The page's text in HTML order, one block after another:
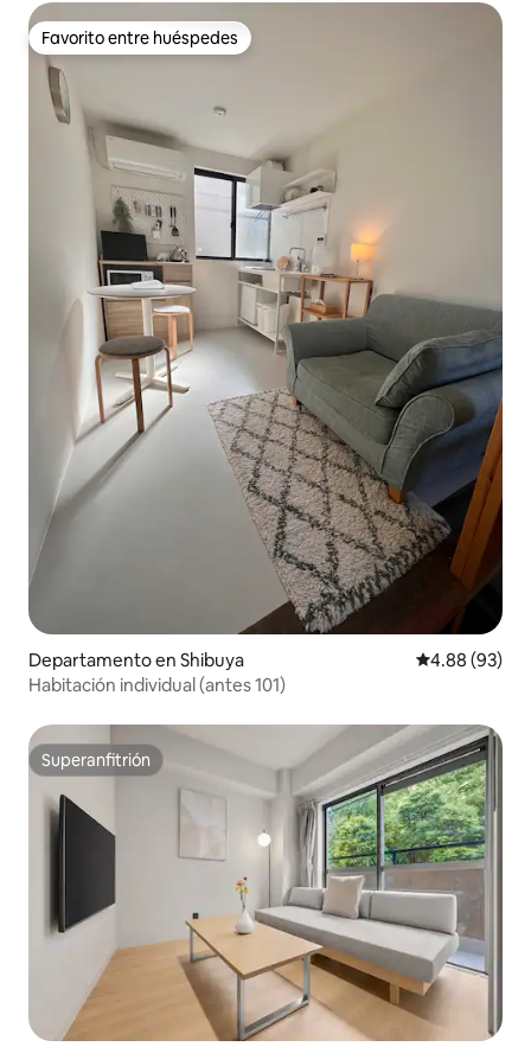
Favorito entre huéspedes
Favorito entre huéspedes
Departamento en Shibuya Calificación
4.88 (93)
Habitación individual (antes 101)
Superanfitrión
Superanfitrión